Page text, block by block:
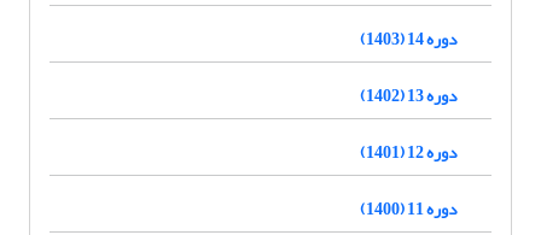
دوره 14 (1403)
دوره 13 (1402)
دوره 12 (1401)
دوره 11 (1400)